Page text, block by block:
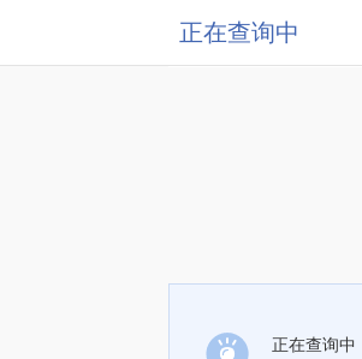
正在查询中
正在查询中